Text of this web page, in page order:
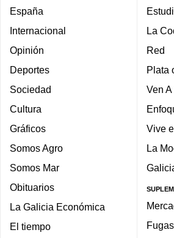
España
Internacional
Opinión
Deportes
Sociedad
Cultura
Gráficos
Somos Agro
Somos Mar
Obituarios
La Galicia Económica
El tiempo
La
Red
Plata
Ven
Vive
La
Fugas